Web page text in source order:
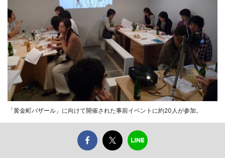
「黄金町バザール」に向けて開催された事前イベントに約20人が参加。